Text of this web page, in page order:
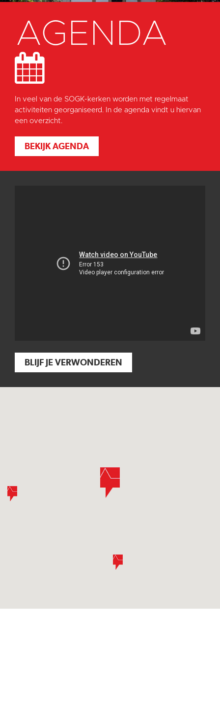
AGENDA
In veel van de SOGK-kerken worden met regelmaat
activiteiten georganiseerd. In de agenda vindt u hiervan
een overzicht.
BEKIJK AGENDA
BLIJF JE VERWONDEREN